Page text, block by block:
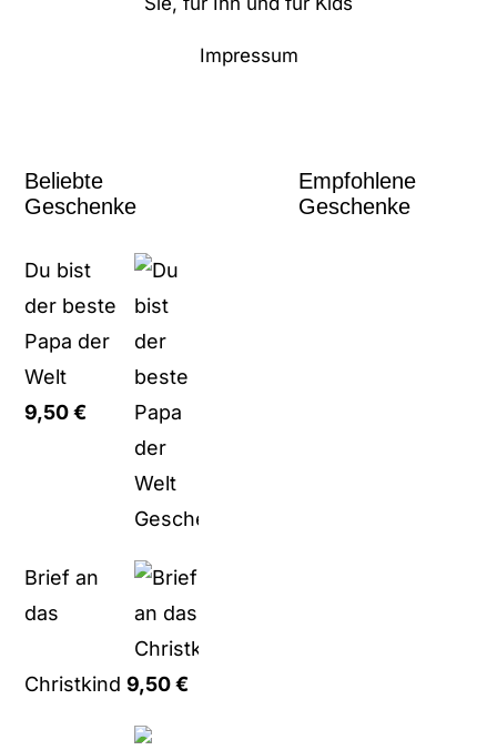
Impressum
Beliebte
Geschenke
Du bist
der beste
Papa der
Welt
9,50€
Brief an
das
Christkind 9,50€
Empfohlene
Geschenke